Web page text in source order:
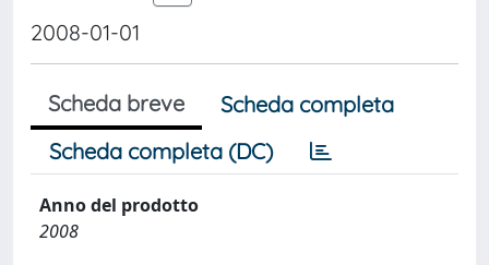
2008-01-01
Scheda breve
Scheda completa
Scheda completa (DC)
Anno del prodotto
2008